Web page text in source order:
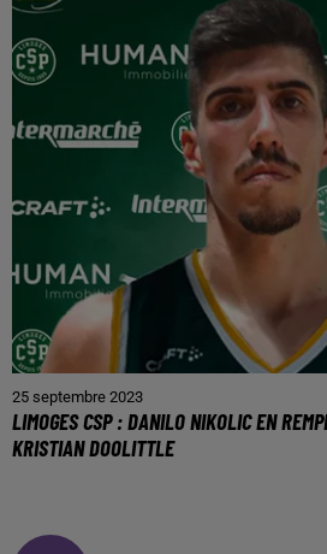
25 septembre 2023
LIMOGES CSP : DANILO NIKOLIC EN
KRISTIAN DOOLITTLE